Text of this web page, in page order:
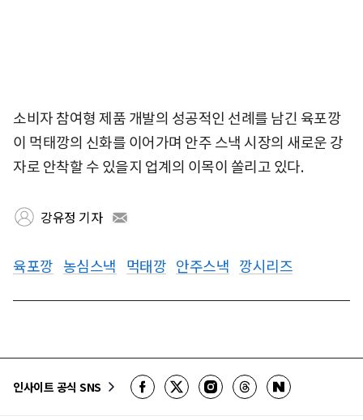
소비자 참여형 제품 개발의 성공적인 선례를 남긴 육포깡
이 먹태깡의 신화를 이어가며 안주 스낵 시장의 새로운 강
자로 안착할 수 있을지 업계의 이목이 쏠리고 있다.
강유정 기자
육포깡 농심스낵 먹태깡 안주스낵 깡시리즈
인사이트 공식 SNS